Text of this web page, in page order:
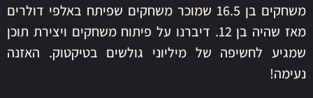
משחקים בן 16.5 שמוכר משחקים שפיתח באלפי דולרים
מאז שהיה בן 12. דיברנו על פיתוח משחקים ויצירת תוכן
שמגיע לחשיפה של מיליוני גולשים בטיקטוק. האזנה
נעימה!